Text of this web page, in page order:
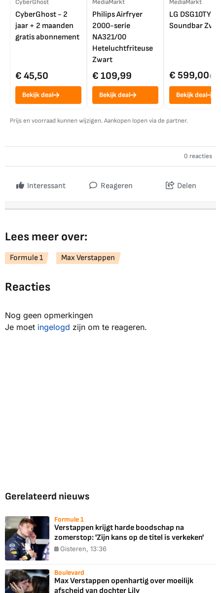
CyberGhost
CyberGhost - 2
jaar + 2 maanden
gratis abonnement
€ 45,50
Bekijk deal
MediaMarkt
Philips Airfryer
2000-serie
NA321/00
Heteluchtfriteuse
Zwart
€ 109,99
Bekijk deal
MediaMarkt
LG DSG10TY
Soundbar
€ 599,00€
Bekijk deal
Prijs en voorraad kunnen wijzigen. Aankopen lopen via de partner.
0 reacties
Interessant Reageren Delen
Lees meer over:
Formule 1 Max Verstappen
Reacties
Nog geen opmerkingen
Je moet ingelogd zijn om te reageren.
Gerelateerd nieuws
Formule 1
Verstappen krijgt harde boodschap na
zomerstop: 'Zijn kans op de titel is verkeken'
Gisteren, 13:36
Boulevard
Max Verstappen openhartig over moeilijk
afscheid van dochter Lily